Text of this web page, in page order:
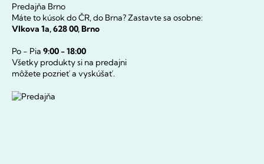
Predajňa Brno
Máte to kúsok do ČR, do Brna? Zastavte sa osobne:
Vlkova 1a, 628 00, Brno
Po - Pia 9:00 - 18:00
Všetky produkty si na predajni
môžete pozrieť a vyskúšať.